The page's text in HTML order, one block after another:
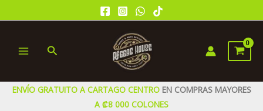
al
MENU
Buscar
ENVÍO GRATUITO A CARTAGO CENTRO EN COMPRAS MAYORES
A ₡8 000 COLONES